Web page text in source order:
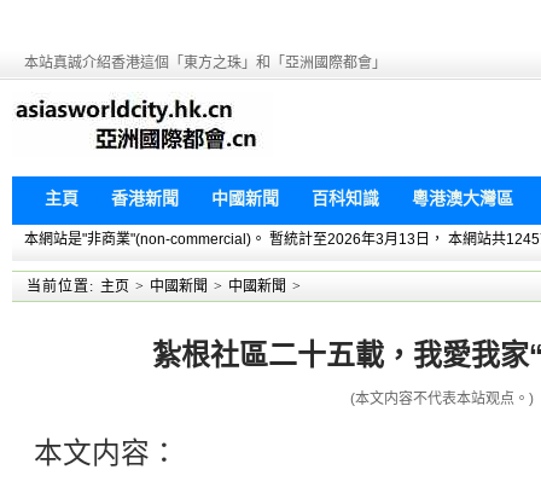
本站真誠介紹香港這個「東方之珠」和「亞洲國際都會」
主頁 香港新聞 中國新聞 百科知識 粵港澳大灣區
本網站是"非商業"(non-commercial)。 暫統計至2026年3月13日， 本網站共
当前位置: 主页 > 中國新聞 > 中國新聞 >
紮根社區二十五載，我愛我家
(本文内容不代表本站观点。)
本文内容：